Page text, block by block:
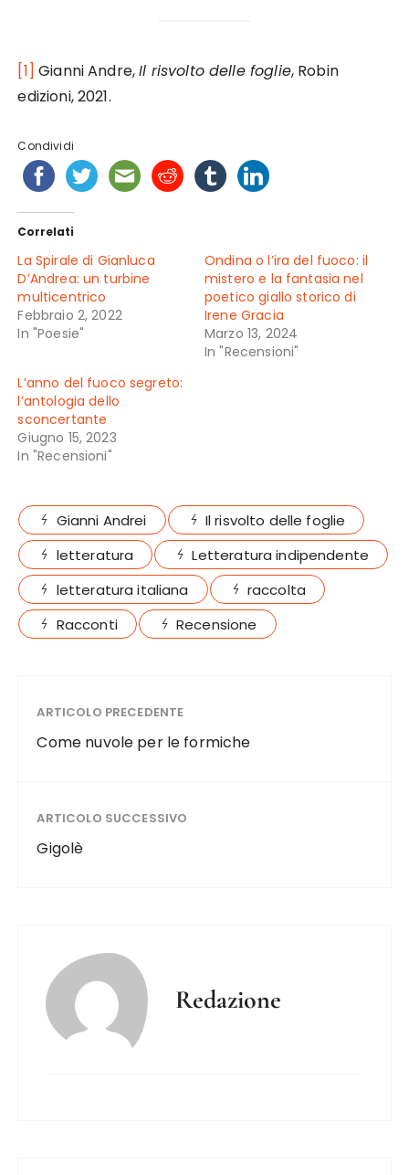
[1] Gianni Andre,Il risvolto delle foglie, Robin
edizioni, 2021.
Condividi
Correlati
La Spirale di Gianluca
D’Andrea: un turbine
multicentrico
Febbraio 2, 2022
In "Poesie"
Ondina o l’ira del fuoco: il
mistero e la fantasia nel
poetico giallo storico di
Irene Gracia
Marzo 13, 2024
In "Recensioni"
L’anno del fuoco segreto:
l’antologia dello
sconcertante
Giugno 15, 2023
In "Recensioni"
Gianni Andrei
Il risvolto delle foglie
letteratura
Letteratura indipendente
letteratura italiana
raccolta
Racconti
Recensione
ARTICOLO PRECEDENTE
Come nuvole per le formiche
ARTICOLO SUCCESSIVO
Gigolè
Redazione